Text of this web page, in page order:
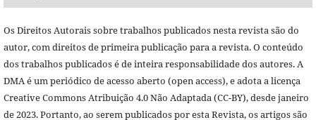
Os Direitos Autorais sobre trabalhos publicados nesta revista são do
autor, com direitos de primeira publicação para a revista. O conteúdo
dos trabalhos publicados é de inteira responsabilidade dos autores. A
DMA é um periódico de acesso aberto (open access), e adota a licença
Creative Commons Atribuição 4.0 Não Adaptada (CC-BY), desde janeiro
de 2023. Portanto, ao serem publicados por esta Revista, os artigos são